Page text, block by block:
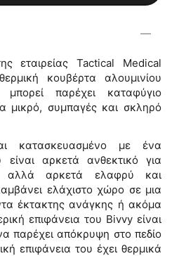
εταιρείας Tactical Medical
κουβέρτα αλουμινίου
παρέχει καταφύγιο
μικρό, συμπαγές και σκληρό
κατασκευασμένο με ένα
αρκετά ανθεκτικό για
αλλά αρκετά ελαφρύ και
ελάχιστο χώρο σε μια
έκτακτης ανάγκης ή ακόμα
επιφάνεια του Bivvy είναι
παρέχει απόκρυψη στο πεδίο
επιφάνεια του έχει θερμικά